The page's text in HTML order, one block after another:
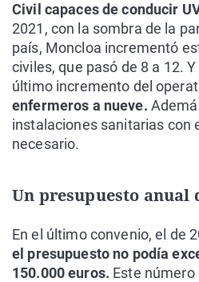
Civil capaces de conducir
2021, con la sombra de la
país, Moncloa incrementó
civiles, que pasó de 8 a 12.
último incremento del
enfermeros a nueve.
instalaciones sanitarias con
necesario.
Un presupuesto anual
En el último convenio, el de
el presupuesto no podía
150.000 euros. Este